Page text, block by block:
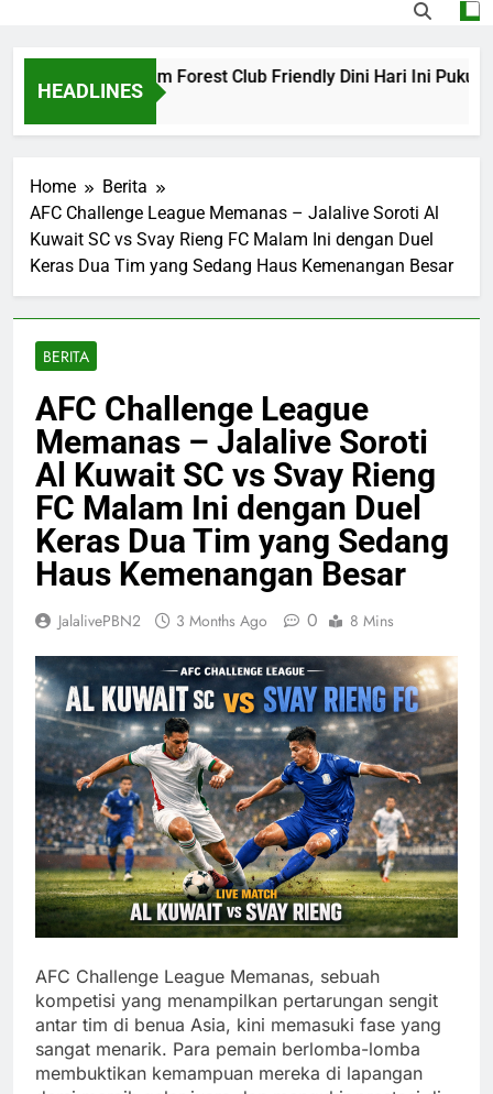
HEADLINES
vs Nottingham Forest Club Friendly Dini Hari Ini Pukul
Home
Berita
AFC Challenge League Memanas – Jalalive Soroti Al
Kuwait SC vs Svay Rieng FC Malam Ini dengan Duel
Keras Dua Tim yang Sedang Haus Kemenangan Besar
BERITA
AFC Challenge League
Memanas – Jalalive Soroti
Al Kuwait SC vs Svay Rieng
FC Malam Ini dengan Duel
Keras Dua Tim yang Sedang
Haus Kemenangan Besar
JalalivePBN2 3 Months Ago 0 8 Mins
AFC Challenge League Memanas, sebuah
kompetisi yang menampilkan pertarungan sengit
antar tim di benua Asia, kini memasuki fase yang
sangat menarik. Para pemain berlomba-lomba
membuktikan kemampuan mereka di lapangan